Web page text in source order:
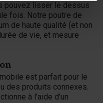
pouvez lisser le dessus
fois. Notre poutre de
de haute qualité (et non
de vie, et mesure
est parfait pour le
des produits connexes.
à l'aide d'un